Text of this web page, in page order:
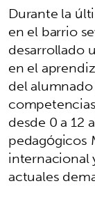
Durante la
en el barrio
desarrollado
en el
del
desde 0 a 12
pedagógicos
internacional
actuales